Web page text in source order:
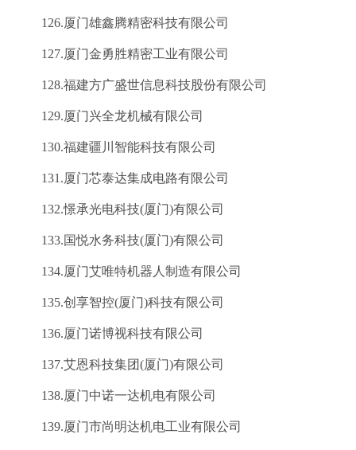
126.厦门雄鑫腾精密科技有限公司
127.厦门金勇胜精密工业有限公司
128.福建方广盛世信息科技股份有限公司
129.厦门兴全龙机械有限公司
130.福建疆川智能科技有限公司
131.厦门芯泰达集成电路有限公司
132.憬承光电科技(厦门)有限公司
133.国悦水务科技(厦门)有限公司
134.厦门艾唯特机器人制造有限公司
135.创享智控(厦门)科技有限公司
136.厦门诺博视科技有限公司
137.艾恩科技集团(厦门)有限公司
138.厦门中诺一达机电有限公司
139.厦门市尚明达机电工业有限公司